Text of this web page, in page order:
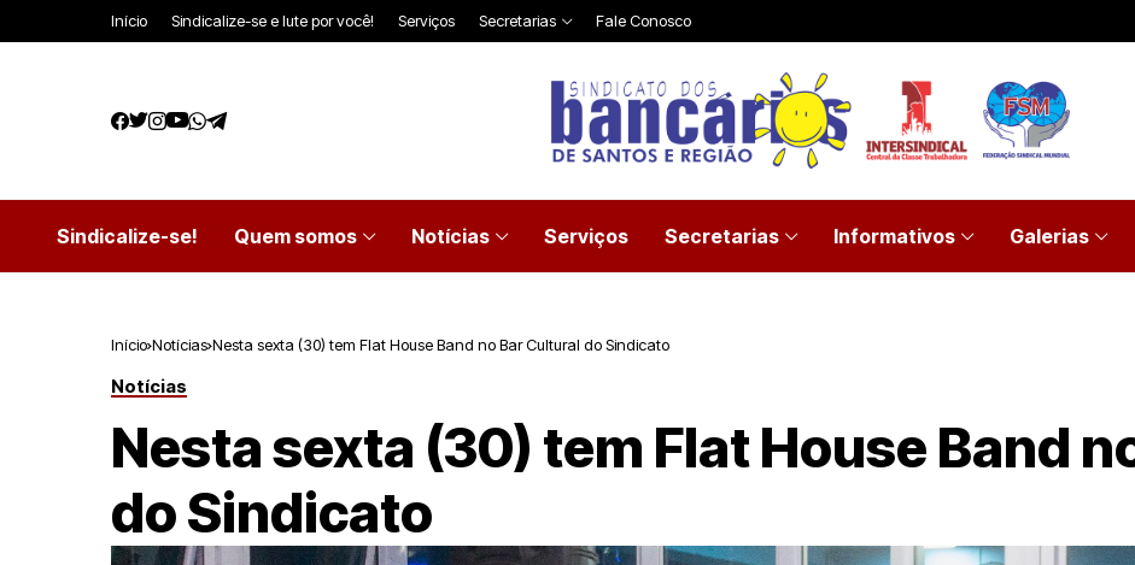
Início Sindicalize-se e lute por você! Serviços Secretarias Fale Conosco
Sindicalize-se! Quem somos Notícias Serviços Secretarias Informativos Galerias
Início Notícias Nesta sexta (30) tem Flat House Band no Bar Cultural do Sindicato
Notícias
Nesta sexta (30) tem Flat House Band
do Sindicato